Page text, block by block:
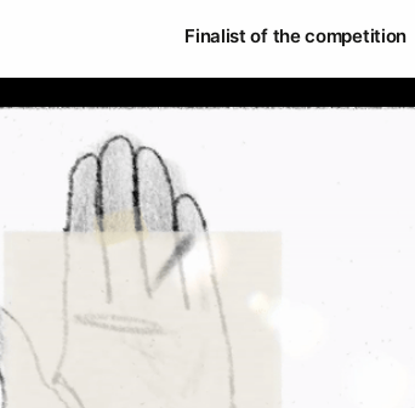
Finalist of the competition